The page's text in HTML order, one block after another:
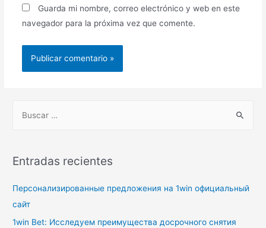
Guarda mi nombre, correo electrónico y web en este
navegador para la próxima vez que comente.
c
r
p
o
Entradas recientes
Персонализированные предложения на 1win официальный
сайт
1win Bet: Исследуем преимущества досрочного снятия